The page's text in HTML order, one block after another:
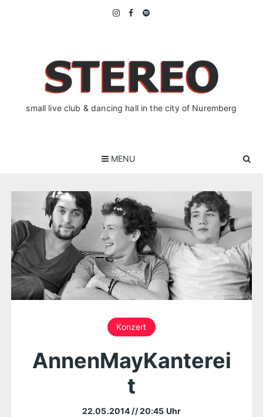
small live club & dancing hall in the city of Nuremberg
MENU
Konzert
AnnenMayKanterei
t
22.05.2014 // 20:45 Uhr